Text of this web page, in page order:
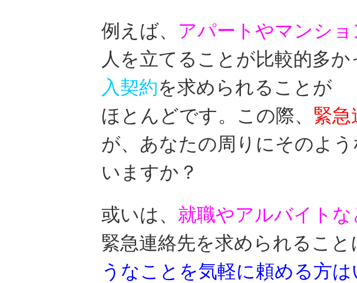
例えば、 アパートやマンシ
人を立てることが比較的多か
入契約を求められることが
ほとんどです。この際、 緊急
が、あなたの周りにそのよ
いますか？
或いは、 就職やアルバイト
緊急連絡先を求められること
うなことを気軽に頼める方